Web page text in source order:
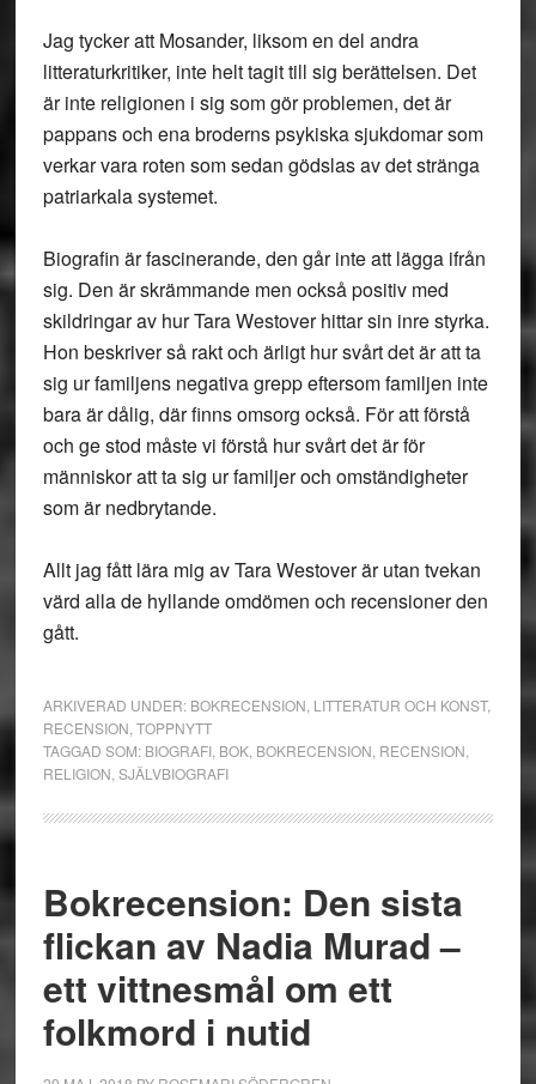
Jag tycker att Mosander, liksom en del andra
litteraturkritiker, inte helt tagit till sig berättelsen. Det
är inte religionen i sig som gör problemen, det är
pappans och ena broderns psykiska sjukdomar som
verkar vara roten som sedan gödslas av det stränga
patriarkala systemet.
Biografin är fascinerande, den går inte att lägga ifrån
sig. Den är skrämmande men också positiv med
skildringar av hur Tara Westover hittar sin inre styrka.
Hon beskriver så rakt och ärligt hur svårt det är att ta
sig ur familjens negativa grepp eftersom familjen inte
bara är dålig, där finns omsorg också. För att förstå
och ge stod måste vi förstå hur svårt det är för
människor att ta sig ur familjer och omständigheter
som är nedbrytande.
Allt jag fått lära mig av Tara Westover är utan tvekan
värd alla de hyllande omdömen och recensioner den
gått.
ARKIVERAD UNDER: BOKRECENSION LITTERATUR OCH KONST,
RECENSION TOPPNYTT
TAGGAD SOM: BIOGRAFI, BOK, BOKRECENSION RECENSION
RELIGION SJÄLVBIOGRAFI
Bokrecension: Den sista
flickan av Nadia Murad –
ett vittnesmål om ett
folkmord i nutid